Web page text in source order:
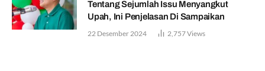
Tentang Sejumlah Issu Menyangkut
Upah, Ini Penjelasan Di Sampaikan
22 Desember 2024 2,757Views